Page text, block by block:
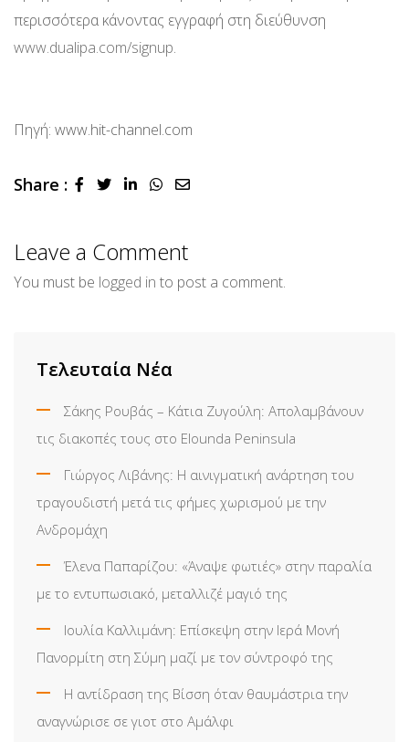
περισσότερα κάνοντας εγγραφή στη διεύθυνση
www.dualipa.com/signup.
Πηγή: www.hit-channel.com
Share : LinkedInWhatsapp
Share
Leave a Comment
You must be logged in to post a comment.
Τελευταία Νέα
Σάκης Ρουβάς – Κάτια Ζυγούλη: Απολαμβάνουν
τις διακοπές τους στο Elounda Peninsula
Γιώργος Λιβάνης: Η αινιγματική ανάρτηση του
τραγουδιστή μετά τις φήμες χωρισμού με την
Ανδρομάχη
Έλενα Παπαρίζου: «Άναψε φωτιές» στην παραλία
με το εντυπωσιακό, μεταλλιζέ μαγιό της
Ιουλία Καλλιμάνη: Επίσκεψη στην Ιερά Μονή
Πανορμίτη στη Σύμη μαζί με τον σύντροφό της
Η αντίδραση της Βίσση όταν θαυμάστρια την
αναγνώρισε σε γιοτ στο Αμάλφι